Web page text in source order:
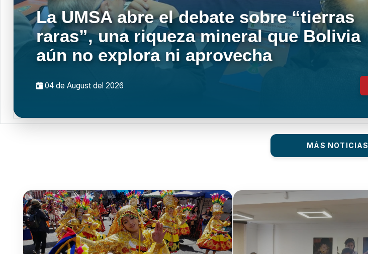
La UMSA abre el debate sobre “tierras
raras”, una riqueza mineral que Bolivia
aún no explora ni aprovecha
04 de August del 2026
MÁS NOTICIAS